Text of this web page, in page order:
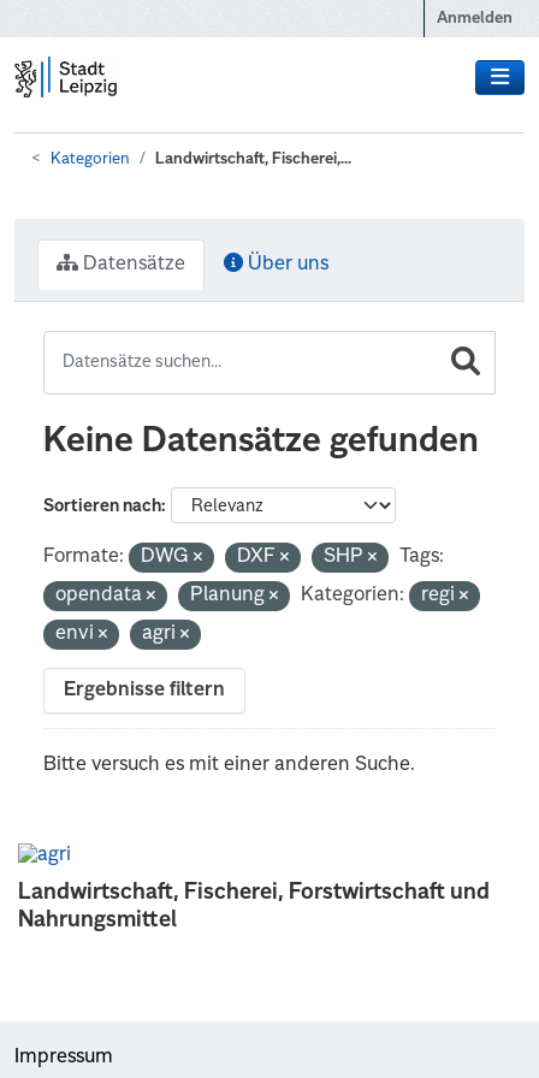
Anmelden
Kategorien Landwirtschaft, Fischerei,...
Landwirtschaft, Fischerei, Forstwirtschaft und
Nahrungsmittel
Datensätze Über uns
Keine Datensätze gefunden
Sortieren nach
Formate: DWG DXF SHP
Tags:
opendata
Planung Kategorien:
regi
envi
agri
Ergebnisse filtern
Bitte versuch es mit einer anderen Suche.
Impressum